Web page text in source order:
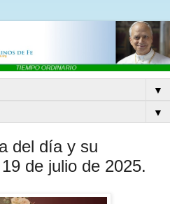
▼
▼
del día y su
de julio de 2025.